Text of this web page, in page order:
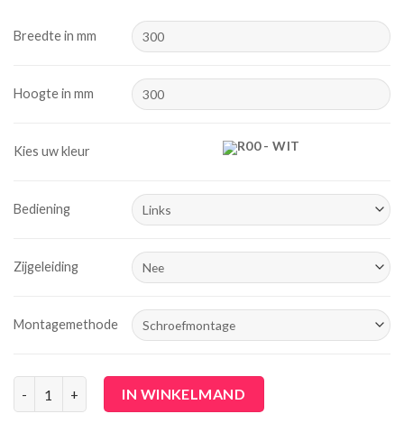
Breedte in mm
Hoogte in mm
Kies uw kleur R00 - WIT
Bediening
Zijgeleiding
Montagemethode
Mini rolgordijn - lichtdoorlatend aantal
IN WINKELMAND